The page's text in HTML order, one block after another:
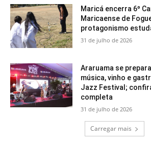
Maricá encerra 6º
Maricaense de
protagonismo
31 de julho de 2026
Araruama se
música, vinho e
Jazz Festival;
completa
31 de julho de 2026
Carregar mais